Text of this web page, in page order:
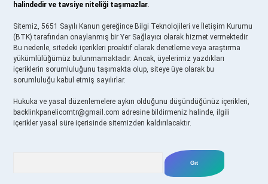
halindedir ve tavsiye niteliği taşımazlar.
Sitemiz, 5651 Sayılı Kanun gereğince Bilgi Teknolojileri ve İletişim Kurumu
(BTK) tarafından onaylanmış bir Yer Sağlayıcı olarak hizmet vermektedir.
Bu nedenle, sitedeki içerikleri proaktif olarak denetleme veya araştırma
yükümlülüğümüz bulunmamaktadır. Ancak, üyelerimiz yazdıkları
içeriklerin sorumluluğunu taşımakta olup, siteye üye olarak bu
sorumluluğu kabul etmiş sayılırlar.
Hukuka ve yasal düzenlemelere aykırı olduğunu düşündüğünüz içerikleri,
backlinkpanelicomtr@gmail.com adresine bildirmeniz halinde, ilgili
içerikler yasal süre içerisinde sitemizden kaldırılacaktır.